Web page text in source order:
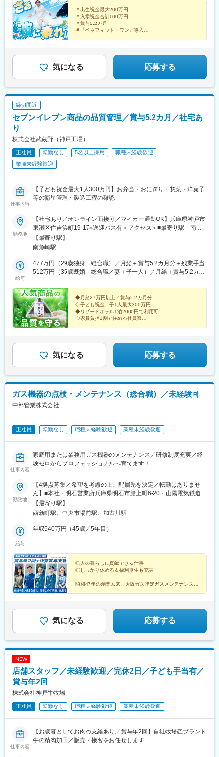
＃出生祝金最大200万円
＃入学祝金合計100万円
＃賞与5.2カ月
＃『ベネフィット・ワン』導入
気になる 応募する
締切間近
セブンイレブン商品の品質管理／賞与5.2カ月／社宅あ
り
株式会社武蔵野（神戸工場）
正社員 転勤なし 5名以上採用
職種未経験歓迎
業種未経験歓迎
仕事内容
【子ども祝金最大1人300万円】お弁当・おにぎり・惣菜・洋菓子
等の衛星管理・製造工程の確認
勤務地
【社宅あり／オンライン面接可／マイカー通勤OK】兵庫県神戸市
東灘区住吉浜町19-17※送迎バス有＜アクセス＞■最寄り駅「南魚
崎」駅■阪急「御影」駅・阪神「御影」駅・JR「住吉」駅より社
員専用送迎バスあり＼U・IターンOK！借り上げ社宅制度／家賃の
き物件も可能なので、少ない初期費用で新生活をスタートできま
す。もちろん、U・Iターンも大歓迎です！※受動喫煙対策あり
【最寄り駅】
南魚崎駅
給与
477万円（29歳独身 総合職）／月給＋賞与5.2カ月分＋残業手当
512万円（35歳既婚 総合職／妻＋子一人）／月給＋賞与5.2カ月
◆月給27万円以上／賞与5.2カ月分
◇子ども祝金、子1人最大300万円
◆リゾートホテル1泊2000円で利用可
◇家賃負担2割で住める社員寮
・ネギ塩豚カルビ弁当
気になる 応募する
ガス機器の点検・メンテナンス（総合職）／未経験可
中部管業株式会社
正社員 転勤なし 職種未経験歓迎 業種未経験歓迎
仕事内容
家庭用または業務用ガス機器のメンテナンス／研修制度充実／経
験ゼロからプロフェッショナルへ育てます！
勤務地
【4拠点募集／希望を考慮の上、配属先を決定／転勤はありませ
ん】■本社・明石営業所兵庫県明石市船上町6-20・山陽電気鉄道
「西新町駅」から徒歩10分■神戸営業所兵庫県神戸市兵庫区磯之
町2-17・神戸地下鉄 海岸線「中央市場前駅」から徒歩5分・ＪＲ
本町2-3-15・神戸地下鉄 海岸線「中央市場前駅」から徒歩7分■東
【最寄り駅】
西新町駅、中央市場前駅、加古川駅
給与
年収540万円（45歳／5年目）
◎人の暮らしに貢献できる仕事
◎しっかり休める＆福利厚生も充実
昭和47年の創業以来、大阪ガス指定ガスメンテナンスサ
「安全」と暮らしの「快適さ」を守っている安定企業で
す
気になる 応募する
NEW
店舗スタッフ／未経験歓迎／完休2日／子ども手当有／
賞与年2回
株式会社神戸牛牧場
正社員 転勤なし 職種未経験歓迎 業種未経験歓迎
仕事内容
【お歳暮としてお肉の支給あり／賞与年2回】自社牧場産ブランド
牛の精肉加工／販売・接客をお任せします